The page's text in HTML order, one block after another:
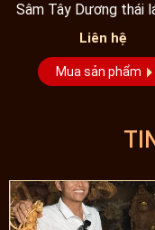
Sâm Tây Dương thái
hạng
Liên hệ
Mua sản phẩm